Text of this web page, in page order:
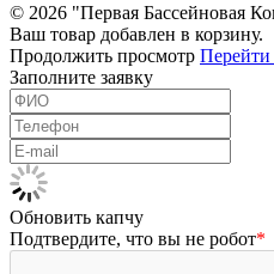
© 2026 "Первая Бассейновая
Ваш товар добавлен в корзину.
Продолжить просмотр Перейти
Заполните заявку
Обновить капчу
Подтвердите, что вы не робот*